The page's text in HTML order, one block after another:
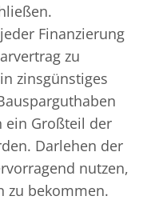
Finanzierung
zu
zinsgünstiges
ein Großteil der
Darlehen der
nutzen,
zu bekommen.